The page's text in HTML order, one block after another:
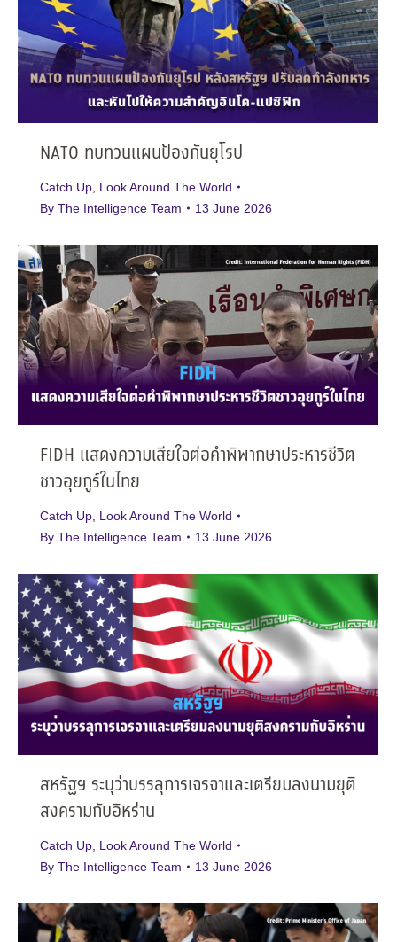
NATO ทบทวนแผนป้องกันยุโรป
Catch Up Look Around The World
By The Intelligence Team 13 June 2026
FIDH แสดงความเสียใจต่อคำพิพากษาประหารชีวิต
ชาวอุยกูร์ในไทย
Catch Up Look Around The World
By The Intelligence Team 13 June 2026
สหรัฐฯ ระบุว่าบรรลุการเจรจาและเตรียมลงนามยุติ
สงครามกับอิหร่าน
Catch Up Look Around The World
By The Intelligence Team 13 June 2026